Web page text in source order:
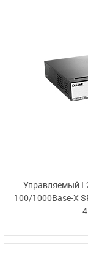
Управляемый
100/1000Base-X